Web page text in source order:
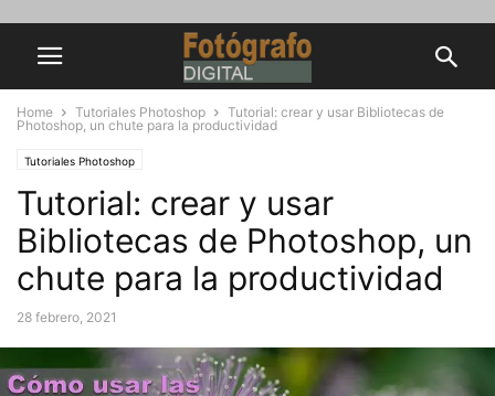
Home Tutoriales Photoshop
Tutorial: crear y usar Bibliotecas de
Photoshop, un chute para la productividad
Tutoriales Photoshop
Tutorial: crear y usar
Bibliotecas de Photoshop, un
chute para la productividad
28 febrero, 2021